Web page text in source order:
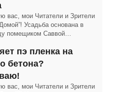
вас, мои Читатели и Зрители
Усадьба основана в
помещиком Саввой…
пэ пленка на
бетона?
вас, мои Читатели и Зрители